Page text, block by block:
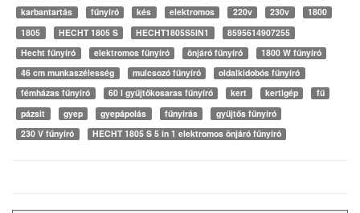
karbantartás
fűnyíró kés elektromos 220v 230v
1800
1805
HECHT 1805 S HECHT1805S5IN1
8595614907255
Hecht fűnyíró
elektromos fűnyíró önjáró fűnyíró
1800 W fűnyíró
46 cm munkaszélesség
mulcsozó fűnyíró
oldalkidobós fűnyíró
fémházas fűnyíró
60 l gyűjtőkosaras fűnyíró kert kertigép
fű
pázsit
gyep gyepápolás fűnyírás
gyűjtős fűnyíró
230 V fűnyíró
HECHT 1805 S 5 in 1 elektromos önjáró fűnyíró